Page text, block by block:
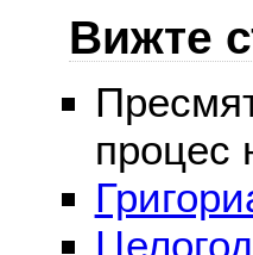
Вижте
процес